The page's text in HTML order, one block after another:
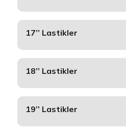
17’’ Lastikler
18’’ Lastikler
19’’ Lastikler